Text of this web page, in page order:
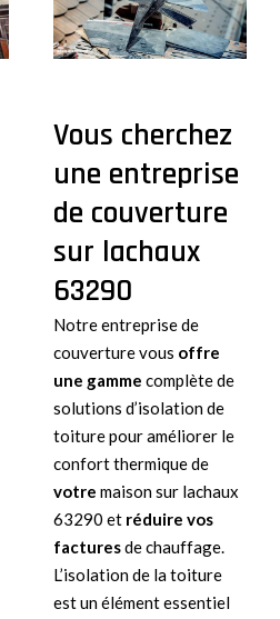
Vous cherchez
une entreprise
de couverture
sur lachaux
63290
Notre entreprise de
couverture vous offre
une gamme complète de
solutions d’isolation de
toiture pour améliorer le
confort thermique de
votre maison sur lachaux
63290 et réduire vos
facturesde chauffage.
L’isolation de la toiture
est un élément essentiel